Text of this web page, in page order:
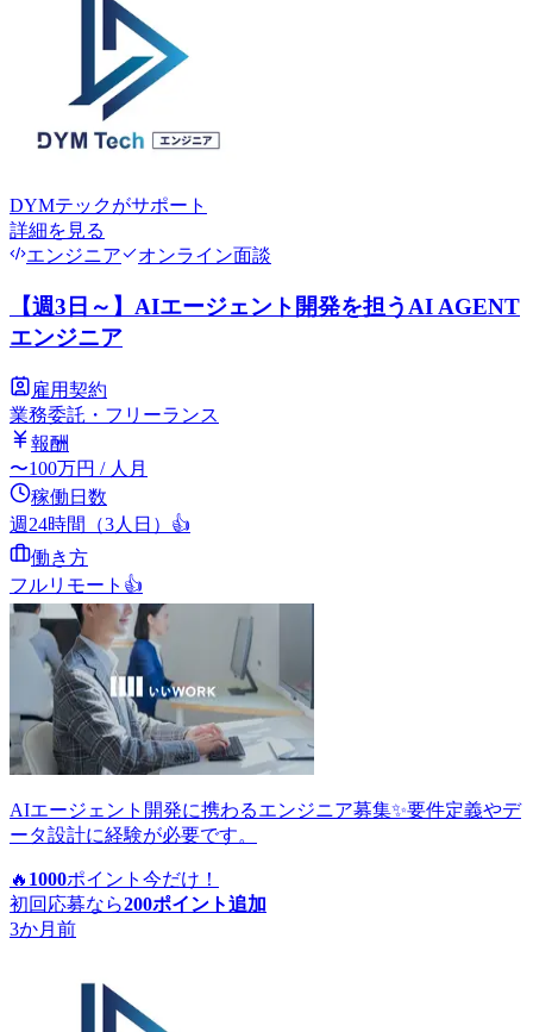
DYMテックがサポート
詳細を見る
エンジニア
オンライン面談
【週3日～】AIエージェント開発を担うAI AGENT
エンジニア
雇用契約
業務委託・フリーランス
報酬
〜100万円 / 人月
稼働日数
週24時間（3人日） 👍
働き方
フルリモート 👍
AIエージェント開発に携わるエンジニア募集✨要件定義やデ
ータ設計に経験が必要です。
🔥 1000ポイント 今だけ！
初回応募なら200ポイント追加
3か月前